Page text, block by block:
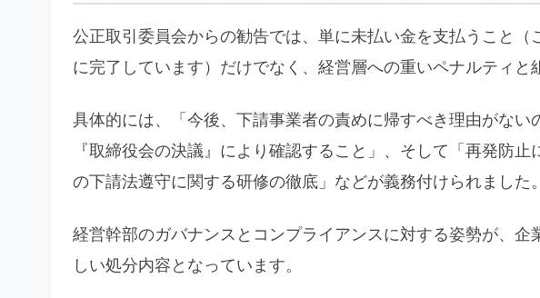
公正取引委員会からの勧告では、単に未払い金を支払うこと
に完了しています）だけでなく、経営層への重いペナルティと
具体的には、「今後、下請事業者の責めに帰すべき理由がない
『取締役会の決議』により確認すること」、そして「再発防
の下請法遵守に関する研修の徹底」などが義務付けられました。
経営幹部のガバナンスとコンプライアンスに対する姿勢が、
しい処分内容となっています。